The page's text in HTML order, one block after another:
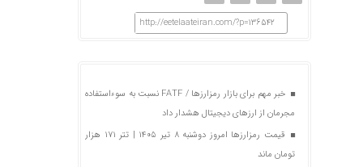
http://eetelaateiran.com/?p=136542
خبر مهم برای بازار رمزارزها / FATF نسبت به سوءاستفاده
مجرمان از ارزهای دیجیتال هشدار داد
قیمت رمزارزها امروز دوشنبه ۸ تیر ۱۴۰۵ | تتر ۱۷۱ هزار
تومان ماند